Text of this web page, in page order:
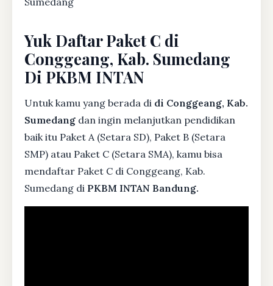
Yuk Daftar Paket C di
Conggeang, Kab. Sumedang
Di PKBM INTAN
Untuk kamu yang berada di di Conggeang, Kab.
Sumedang dan ingin melanjutkan pendidikan
baik itu Paket A (Setara SD), Paket B (Setara
SMP) atau Paket C (Setara SMA), kamu bisa
mendaftar Paket C di Conggeang, Kab.
Sumedang di PKBM INTAN Bandung.